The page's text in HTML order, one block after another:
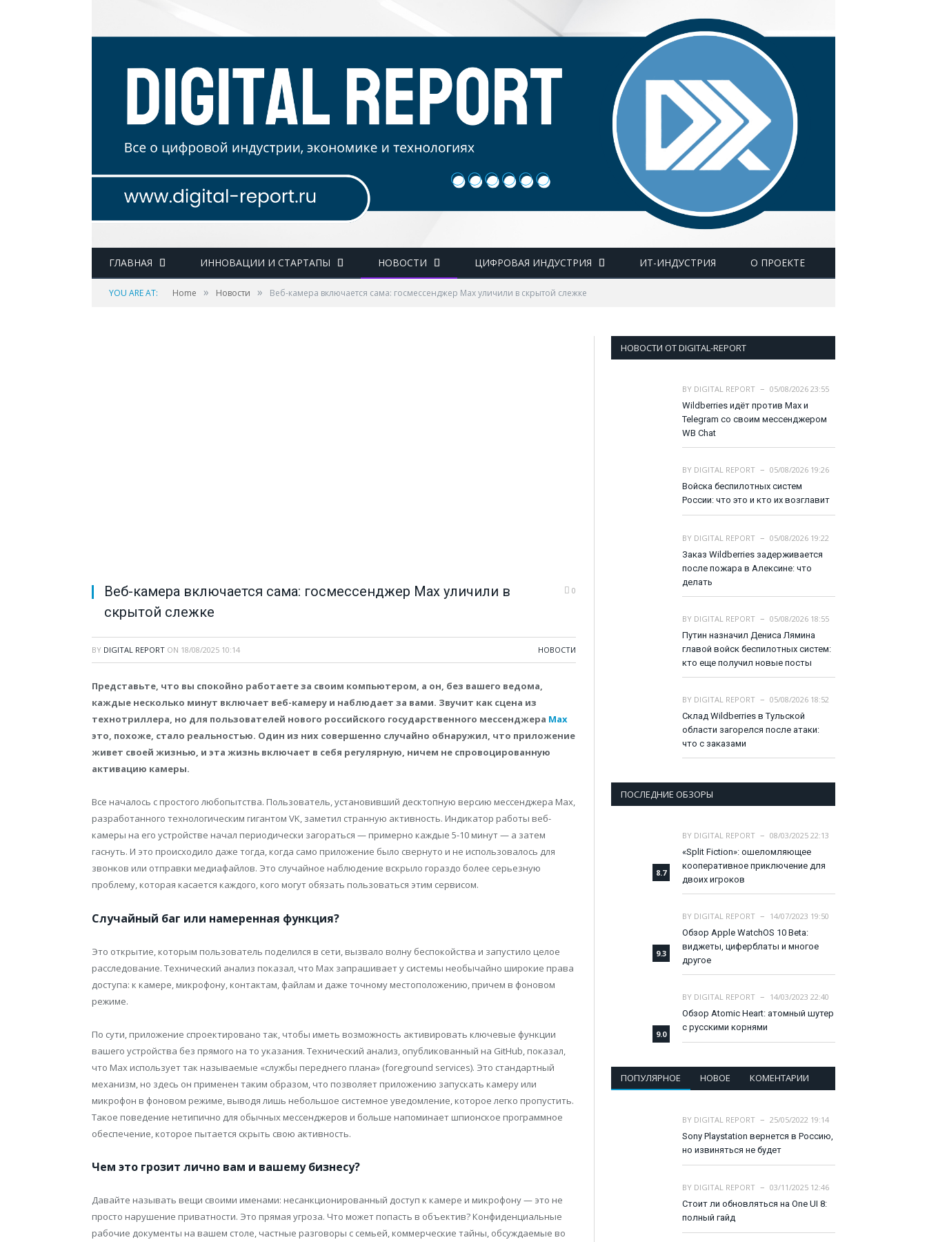
ГЛАВНАЯ ИННОВАЦИИ И СТАРТАПЫ НОВОСТИ ЦИФРОВАЯ ИНДУСТРИЯ ИТ-ИНДУСТРИЯ О ПРОЕКТЕ
YOU ARE AT: Home » Новости » Веб-камера включается сама: госмессенджер Max уличили в скрытой слежке
Веб-камера включается сама: госмессенджер Max уличили в
скрытой слежке
0
BY DIGITAL REPORT ON 18/08/2025 10:14 НОВОСТИ
Представьте, что вы спокойно работаете за своим компьютером, а он, без вашего ведома,
каждые несколько минут включает веб-камеру и наблюдает за вами. Звучит как сцена из
технотриллера, но для пользователей нового российского государственного мессенджера Max
это, похоже, стало реальностью. Один из них совершенно случайно обнаружил, что приложение
живет своей жизнью, и эта жизнь включает в себя регулярную, ничем не спровоцированную
активацию камеры.
Все началось с простого любопытства. Пользователь, установивший десктопную версию мессенджера Max,
разработанного технологическим гигантом VK, заметил странную активность. Индикатор работы веб-
камеры на его устройстве начал периодически загораться — примерно каждые 5-10 минут — а затем
гаснуть. И это происходило даже тогда, когда само приложение было свернуто и не использовалось для
звонков или отправки медиафайлов. Это случайное наблюдение вскрыло гораздо более серьезную
проблему, которая касается каждого, кого могут обязать пользоваться этим сервисом.
Случайный баг или намеренная функция?
Это открытие, которым пользователь поделился в сети, вызвало волну беспокойства и запустило целое
расследование. Технический анализ показал, что Max запрашивает у системы необычайно широкие права
доступа: к камере, микрофону, контактам, файлам и даже точному местоположению, причем в фоновом
режиме.
По сути, приложение спроектировано так, чтобы иметь возможность активировать ключевые функции
вашего устройства без прямого на то указания. Технический анализ, опубликованный на GitHub, показал,
что Max использует так называемые «службы переднего плана» (foreground services). Это стандартный
механизм, но здесь он применен таким образом, что позволяет приложению запускать камеру или
микрофон в фоновом режиме, выводя лишь небольшое системное уведомление, которое легко пропустить.
Такое поведение нетипично для обычных мессенджеров и больше напоминает шпионское программное
обеспечение, которое пытается скрыть свою активность.
Чем это грозит лично вам и вашему бизнесу?
Давайте называть вещи своими именами: несанкционированный доступ к камере и микрофону — это не
просто нарушение приватности. Это прямая угроза. Что может попасть в объектив? Конфиденциальные
рабочие документы на вашем столе, частные разговоры с семьей, коммерческие тайны, обсуждаемые во
НОВОСТИ ОТ DIGITAL-REPORT
BY DIGITAL REPORT
05/08/2026 23:55
Wildberries идёт против Max и
Telegram со своим мессенджером
WB Chat
BY DIGITAL REPORT
05/08/2026 19:26
Войска беспилотных систем
России: что это и кто их возглавит
BY DIGITAL REPORT
05/08/2026 19:22
Заказ Wildberries задерживается
после пожара в Алексине: что
делать
BY DIGITAL REPORT
05/08/2026 18:55
Путин назначил Дениса Лямина
главой войск беспилотных систем:
кто еще получил новые посты
BY DIGITAL REPORT
05/08/2026 18:52
Склад Wildberries в Тульской
области загорелся после атаки:
что с заказами
ПОСЛЕДНИЕ ОБЗОРЫ
8.7
BY DIGITAL REPORT
08/03/2025 22:13
«Split Fiction»: ошеломляющее
кооперативное приключение для
двоих игроков
9.3
BY DIGITAL REPORT
14/07/2023 19:50
Обзор Apple WatchOS 10 Beta:
виджеты, циферблаты и многое
другое
9.0
BY DIGITAL REPORT
14/03/2023 22:40
Обзор Atomic Heart: атомный шутер
с русскими корнями
ПОПУЛЯРНОЕ НОВОЕ КОМЕНТАРИИ
BY DIGITAL REPORT
25/05/2022 19:14
Sony Playstation вернется в Россию,
но извиняться не будет
BY DIGITAL REPORT
03/11/2025 12:46
Стоит ли обновляться на One UI 8:
полный гайд